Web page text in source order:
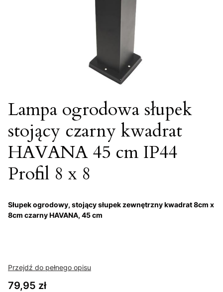
Lampa ogrodowa słupek
stojący czarny kwadrat
HAVANA 45 cm IP44
Profil 8 x 8
Słupek ogrodowy, stojący słupek zewnętrzny kwadrat 8cm x
8cm czarny HAVANA, 45 cm
Przejdź do pełnego opisu
Cena
79,95 zł